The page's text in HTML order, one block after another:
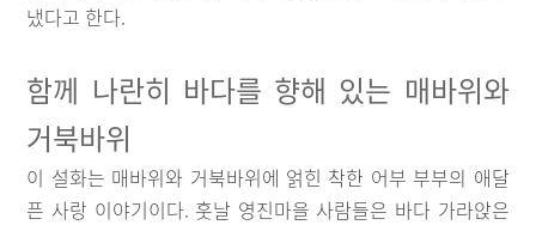
냈다고 한다.
함께 나란히 바다를 향해 있는 매바위와
거북바위
이 설화는 매바위와 거북바위에 얽힌 착한 어부 부부의 애달
픈 사랑 이야기이다. 훗날 영진마을 사람들은 바다 가라앉은